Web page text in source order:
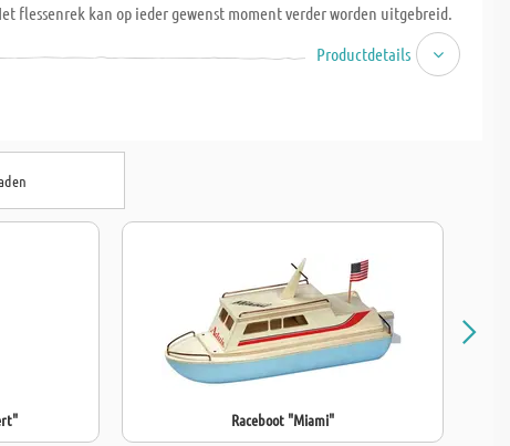
flessenrek kan op ieder gewenst moment verder worden uitgebreid.
leren hoe ze op de juiste manier stukken hout in elkaar moeten zetten
lijmen. Al in de basisversie worden de gaten geboord voor een
Productdetails
Raceboot "Miami"